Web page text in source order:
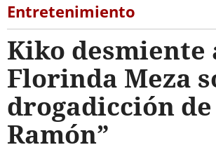
Entretenimiento
Kiko desmiente
Florinda Meza
drogadicción
Ramón”